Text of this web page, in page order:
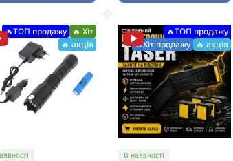
🔥ТОП продажу
🔥 Хіт
🔥 акція
🔥ТОП продажу
🔥Хіт продажу
🔥 акція
В наявності